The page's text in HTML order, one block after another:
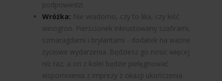
podpowiedzi.
Wróżka: Nie wiadomo, czy to lilia, czy kiść
winogron. Pierścionek inkrustowany szafirami,
szmaragdami i brylantami - dodatek na ważne
życiowe wydarzenia. Będziesz go nosić więcej
niż raz, a on z kolei będzie pielęgnować
wspomnienia z imprezy z okazji ukończenia